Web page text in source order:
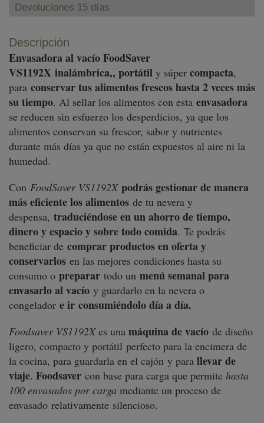
Devoluciones 15 días
Descripción
Envasadora al vacío FoodSaver
VS1192X inalámbrica,, portátil y súper compacta,
para conservar tus alimentos frescos hasta 2 veces más
su tiempo. Al sellar los alimentos con esta envasadora
se reducen sin esfuerzo los desperdicios, ya que los
alimentos conservan su frescor, sabor y nutrientes
durante más días ya que no están expuestos al aire ni la
humedad.
Con FoodSaver VS1192X podrás gestionar de manera
más eficiente los alimentos de tu nevera y
despensa, traduciéndose en un ahorro de tiempo,
dinero y espacio y sobre todo comida. Te podrás
beneficiar de comprar productos en oferta y
conservarlos en las mejores condiciones hasta su
consumo o preparar todo un menú semanal para
envasarlo al vacío y guardarlo en la nevera o
congelador e ir consumiéndolo día a día.
Foodsaver VS1192Xes una máquina de vacío de diseño
ligero, compacto y portátil perfecto para la encimera de
la cocina, para guardarla en el cajón y para llevar de
viaje. Foodsaver con base para carga que permite hasta
100 envasados por carga mediante un proceso de
envasado relativamente silencioso.